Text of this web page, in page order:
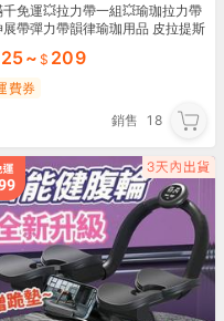
千免運💥拉力帶一組💥瑜珈拉力帶
展帶彈力帶韻律瑜珈用品 皮拉提斯
氧
25~ 209
費券
銷售 18